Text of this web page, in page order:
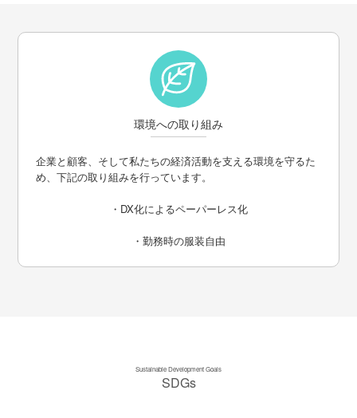
環境への取り組み
企業と顧客、そして私たちの経済活動を支える環境を守るた
め、下記の取り組みを行っています。
・DX化によるペーパーレス化
・勤務時の服装自由
SDGs
Sustainable Development Goals